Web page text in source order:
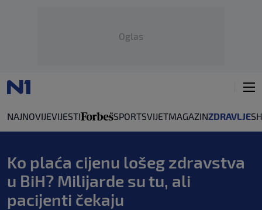
Oglas
NAJNOVIJEVIJESTI SPORTSVIJETMAGAZINZDRAVLJE
Ko plaća cijenu lošeg zdravstva
u BiH? Milijarde su tu, ali
pacijenti čekaju